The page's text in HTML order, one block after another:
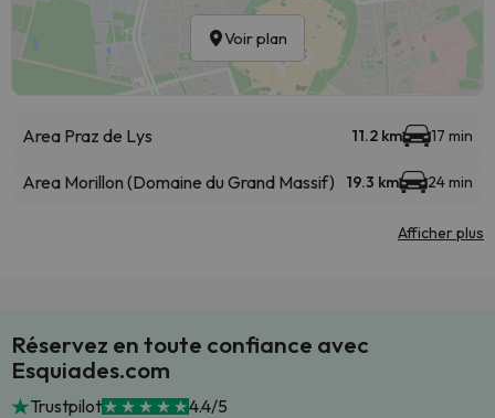
Voir plan
Area Praz de Lys 11.2 km 17 min
Area Morillon (Domaine du Grand Massif) 19.3 km 24 min
Afficher plus
Réservez en toute confiance avec
Esquiades.com
Trustpilot 4.4/5